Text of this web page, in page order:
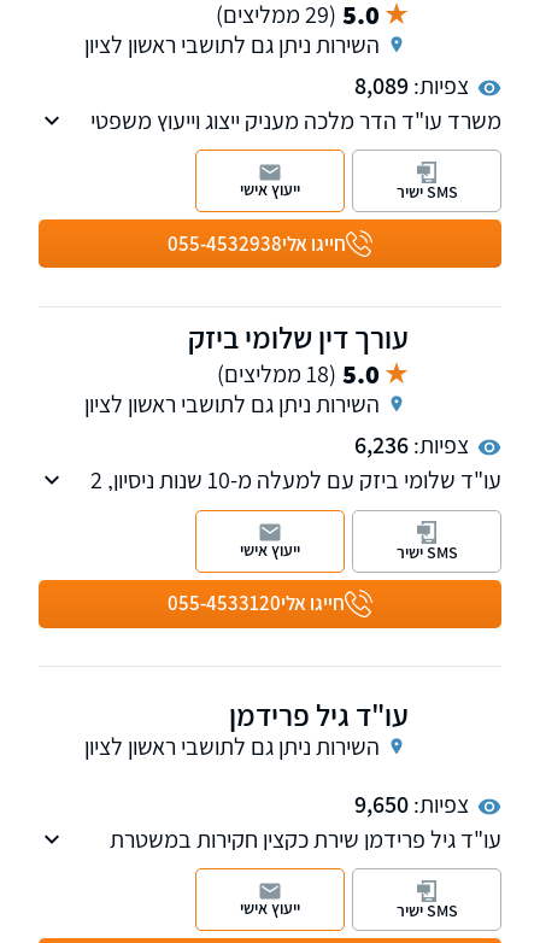
5.0 (29 ממליצים)
השירות ניתן גם לתושבי ראשון לציון
צפיות:8,089
משרד עו"ד הדר מלכה מעניק ייצוג וייעוץ משפטי
בערכאות השונות בכל עבירות התעבורה ובדיני
המקרקעין. כמו כן עוסק בייפוי כוח מתמשך
ובעריכת צוואות וירושות.
חייגו אלי055-4532938
SMS ישיר ייעוץ אישי
עורך דין שלומי ביזק
5.0 (18 ממליצים)
השירות ניתן גם לתושבי ראשון לציון
צפיות:6,236
עו"ד שלומי ביזק עם למעלה מ-10 שנות ניסיון, 2
תארים (LL.M, LL.B מאונ' בר-אילן) וכיוצא
פרקליטות ת"א - מצויד בכל הכלים הדרושים
להפוך כל מקרה לסיפור הצלחה
חייגו אלי055-4533120
SMS ישיר ייעוץ אישי
עו"ד גיל פרידמן
השירות ניתן גם לתושבי ראשון לציון
צפיות:9,650
עו"ד גיל פרידמן שירת כקצין חקירות במשטרת
ישראל במשך תקופה ארוכה, היום עו"ד פרידמן
בעל משרד עצמאי ומספק מענה בכל גוון העבירות
הפליליות.
SMS ישיר ייעוץ אישי